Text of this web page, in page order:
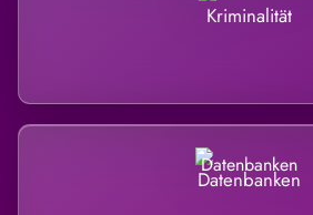
Kriminalität
Datenbanken